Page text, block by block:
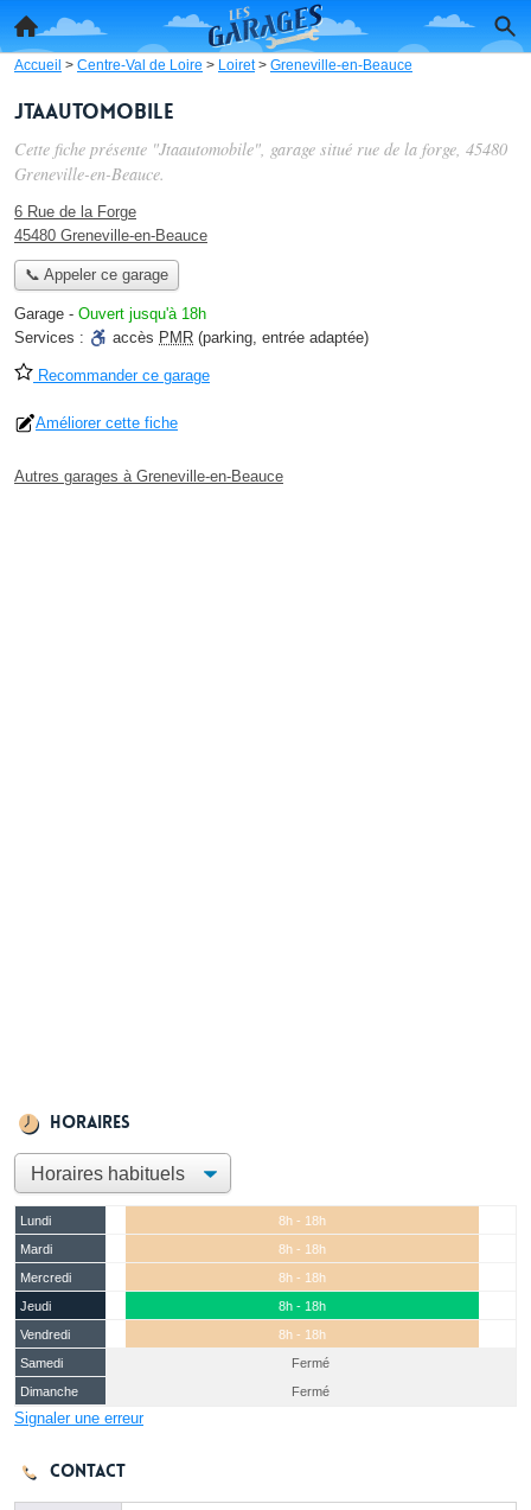
Accueil > Centre-Val de Loire > Loiret> Greneville-en-Beauce
Jtaautomobile
Cette fiche présente "Jtaautomobile", garage situé rue de la forge, 45480
Greneville-en-Beauce.
6 Rue de la Forge
45480 Greneville-en-Beauce
📞 Appeler ce garage
Garage - Ouvert jusqu'à 18h
Services :
accès PMR (parking, entrée adaptée)
Recommander ce garage
Améliorer cette fiche
Autres garages à Greneville-en-Beauce
Horaires
Lundi
8h - 18h
Mardi
8h - 18h
Mercredi
8h - 18h
Jeudi
8h - 18h
Vendredi
8h - 18h
Samedi
Fermé
Dimanche
Fermé
Signaler une erreur
Contact